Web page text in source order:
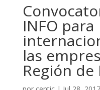
INFO para
las
Región de